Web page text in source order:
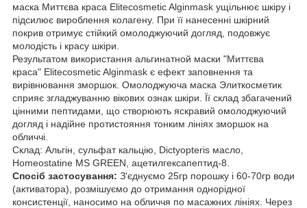
маска Миттєва краса Elitecosmetic Alginmask ущільнює шкіру і
підсилює вироблення колагену. При її нанесенні шкірний
покрив отримує стійкий омолоджуючий догляд, подовжує
молодість і красу шкіри.
Результатом використання альгинатной маски "Миттєва
краса" Elitecosmetic Alginmask є ефект заповнення та
вирівнювання зморшок. Омолоджуюча маска Элиткосметик
сприяє згладжуванню вікових ознак шкіри. Її склад збагачений
цінними пептидами, що створюють яскравий омолоджуючий
догляд і надійне протистояння тонким лініях зморшок на
обличчі.
Склад: Альгін, сульфат кальцію, Dictyopteris масло,
Homeostatine MS GREEN, ацетилгексапептид-8.
Спосіб застосування: З'єднуємо 25гр порошку і 60-70гр води
(активатора), розмішуємо до отримання однорідної
консистенції, наносимо на обличчя по масажних лініях. Через